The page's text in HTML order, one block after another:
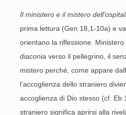
Il ministero e il mistero
prima lettura (Gen 18,1-10a) e
orientano la riflessione. Ministero
diaconia verso il pellegrino, il
mistero perché, come appare
l’accoglienza dello straniero
accoglienza di Dio stesso (cf. Eb
straniero significa aprirsi alla